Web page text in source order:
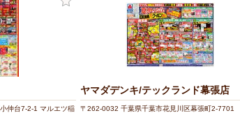
仲台7-2-1 マルエツ稲
ヤマダデンキ/テックランド幕張店
〒262-0032 千葉県千葉市花見川区幕張町2-7701